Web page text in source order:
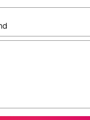
sont affichés, parcourez-